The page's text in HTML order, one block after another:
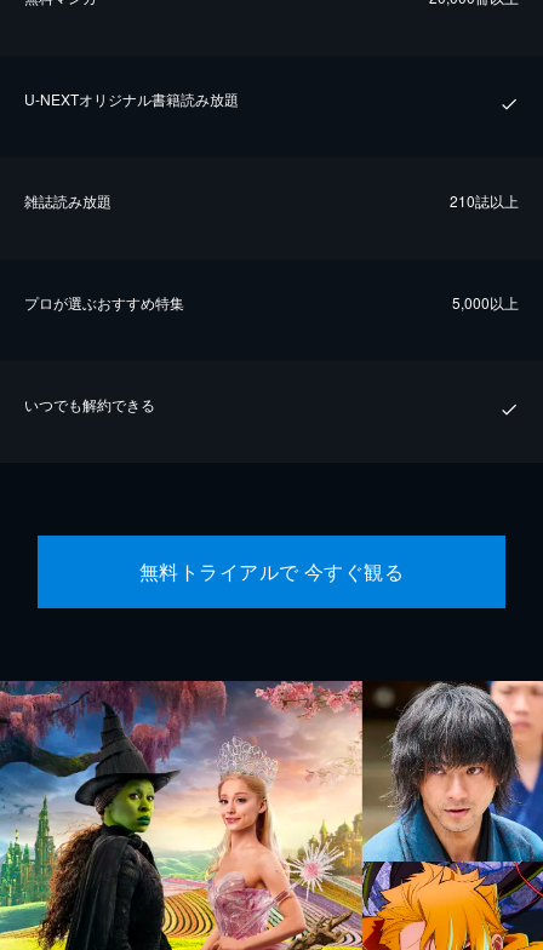
U-NEXTオリジナル書籍読み放題
雑誌読み放題 210誌以上
プロが選ぶおすすめ特集 5,000以上
いつでも解約できる
無料トライアルで 今すぐ観る